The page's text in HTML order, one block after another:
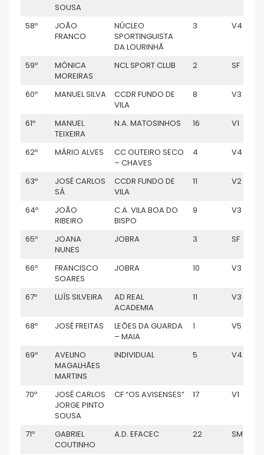
SOUSA
58º
JOÃO
FRANCO
NÚCLEO
SPORTINGUISTA
DA LOURINHÃ
3 V4
59º
MÓNICA
MOREIRAS
NCL SPORT CLUB 2 SF
60º MANUEL SILVA
CCDR FUNDO DE
VILA
8 V3
61º
MANUEL
TEIXEIRA
N.A. MATOSINHOS 16 V1
62º MÁRIO ALVES
CC OUTEIRO SECO
– CHAVES
4 V4
63º
JOSÉ CARLOS
SÁ
CCDR FUNDO DE
VILA
11 V2
64º
JOÃO
RIBEIRO
C.A. VILA BOA DO
BISPO
9 V3
65º
JOANA
NUNES
JOBRA 3 SF
66º
FRANCISCO
SOARES
JOBRA 10 V3
67º LUÍS SILVEIRA
AD REAL
ACADEMIA
11 V3
68º JOSÉ FREITAS
LEÕES DA GUARDA
– MAIA
1 V5
69º
AVELINO
MAGALHÃES
MARTINS
INDIVIDUAL 5 V4
70º
JOSÉ CARLOS
JORGE PINTO
SOUSA
CF “OS AVISENSES” 17 V1
71º
GABRIEL
COUTINHO
A.D. EFACEC 22 SM